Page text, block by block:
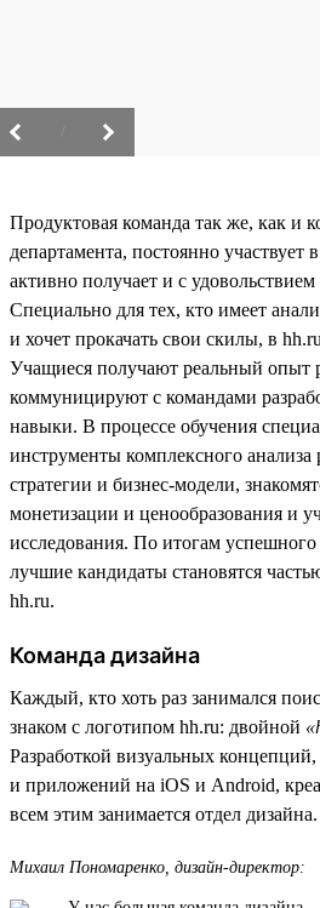
Продуктовая команда так же, как и
департамента, постоянно участвует
активно получает и с
Специально для тех, кто имеет
и хочет прокачать свои скилы, в
Учащиеся получают реальный опыт
коммуницируют с командами
навыки. В процессе обучения
инструменты комплексного анализа
стратегии и бизнес-модели,
монетизации и ценообразования и
исследования. По итогам
лучшие кандидаты становятся
hh.ru.
Команда дизайна
Каждый, кто хоть раз занимался
знаком с логотипом hh.ru: двойной
Разработкой визуальных
и приложений на iOS и Android,
всем этим занимается отдел дизайна.
Михаил Пономаренко, дизайн-директор: